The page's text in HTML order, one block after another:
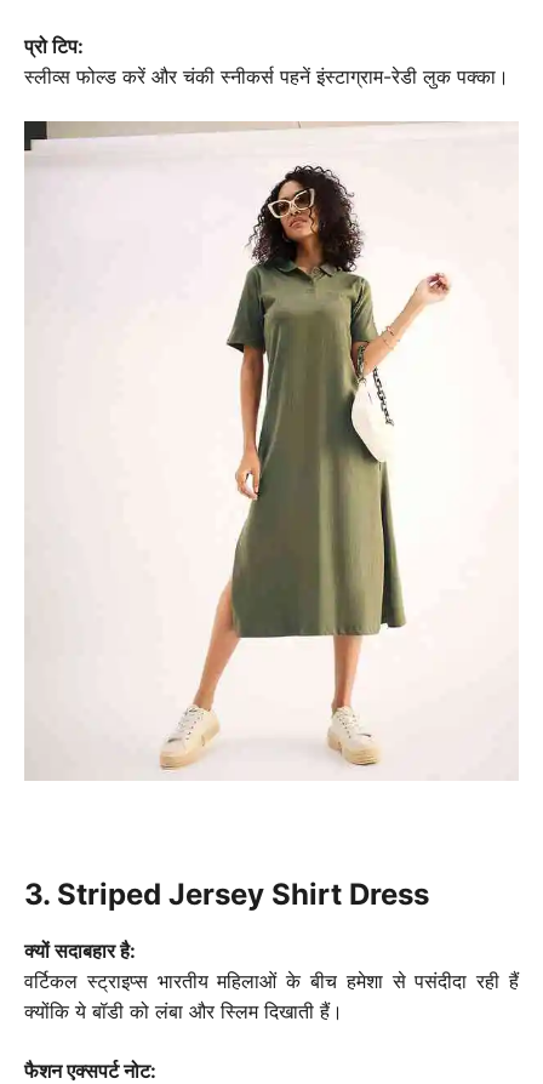
प्रो टिप:
स्लीव्स फोल्ड करें और चंकी स्नीकर्स पहनें इंस्टाग्राम-रेडी लुक पक्का।
3. Striped Jersey Shirt Dress
क्यों सदाबहार है:
वर्टिकल स्ट्राइप्स भारतीय महिलाओं के बीच हमेशा से पसंदीदा रही हैं
क्योंकि ये बॉडी को लंबा और स्लिम दिखाती हैं।
फैशन एक्सपर्ट नोट: